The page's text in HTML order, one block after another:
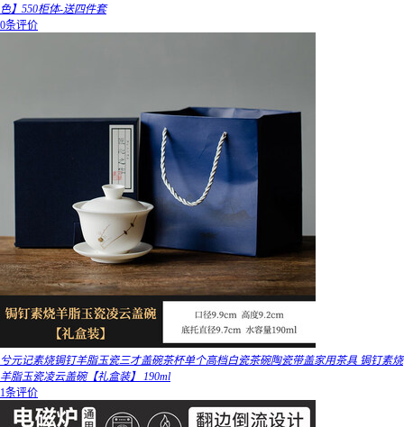
色】550柜体-送四件套
0条评价
兮元记素烧锔钉羊脂玉瓷三才盖碗茶杯单个高档白瓷茶碗陶瓷带盖家用茶具 锔钉素烧
羊脂玉瓷凌云盖碗【礼盒装】 190ml
1条评价